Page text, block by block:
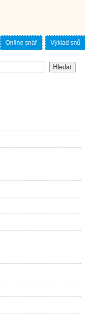
Online snář Výklad snů